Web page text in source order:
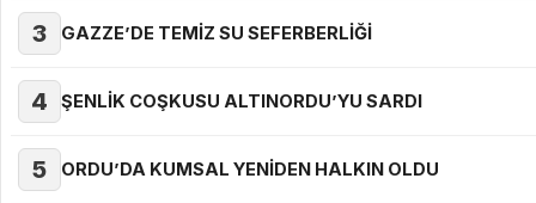
3 GAZZE’DE TEMİZ SU SEFERBERLİĞİ
4 ŞENLİK COŞKUSU ALTINORDU’YU SARDI
5 ORDU’DA KUMSAL YENİDEN HALKIN OLDU